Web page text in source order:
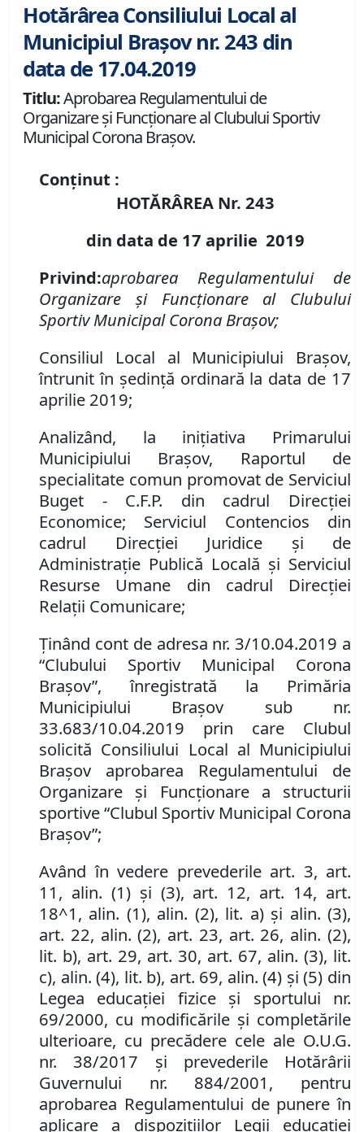
Hotărârea Consiliului Local al
Municipiul Brașov nr. 243 din
data de 17.04.2019
Titlu:Aprobarea Regulamentului de
Organizare şi Funcţionare al Clubului Sportiv
Municipal Corona Braşov.
Conținut :
HOTĂRÂREA Nr. 243
din data de 17 aprilie 2019
Privind:aprobarea Regulamentului de
Organizare şi Funcţionare al Clubului
Sportiv Municipal Corona Braşov;
Consiliul Local al Municipiului Braşov,
întrunit în şedinţă ordinară la data de 17
aprilie 2019;
Analizând, la iniţiativa Primarului
Municipiului Braşov, Raportul de
specialitate comun promovat de Serviciul
Buget - C.F.P. din cadrul Direcţiei
Economice; Serviciul Contencios din
cadrul Direcţiei Juridice şi de
Administraţie Publică Locală şi Serviciul
Resurse Umane din cadrul Direcţiei
Relaţii Comunicare;
Ţinând cont de adresa nr. 3/10.04.2019 a
“Clubului Sportiv Municipal Corona
Braşov”, înregistrată la Primăria
Municipiului Braşov sub nr.
33.683/10.04.2019 prin care Clubul
solicită Consiliului Local al Municipiului
Braşov aprobarea Regulamentului de
Organizare şi Funcţionare a structurii
sportive “Clubul Sportiv Municipal Corona
Braşov”;
Având în vedere prevederile art. 3, art.
11, alin. (1) şi (3), art. 12, art. 14, art.
18^1, alin. (1), alin. (2), lit. a) şi alin. (3),
art. 22, alin. (2), art. 23, art. 26, alin. (2),
lit. b), art. 29, art. 30, art. 67, alin. (3), lit.
c), alin. (4), lit. b), art. 69, alin. (4) şi (5) din
Legea educaţiei fizice şi sportului nr.
69/2000, cu modificările şi completările
ulterioare, cu precădere cele ale O.U.G.
nr. 38/2017 şi prevederile Hotărârii
Guvernului nr. 884/2001, pentru
aprobarea Regulamentului de punere în
aplicare a dispoziţiilor Legii educaţiei